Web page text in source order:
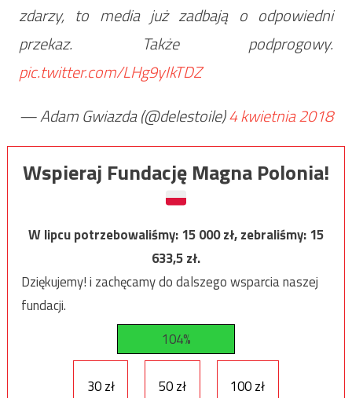
zdarzy, to media już zadbają o odpowiedni
przekaz. Także podprogowy.
pic.twitter.com/LHg9yIkTDZ
— Adam Gwiazda (@delestoile)4 kwietnia 2018
Wspieraj Fundację Magna Polonia!
W lipcu potrzebowaliśmy:15 000zł, zebraliśmy:15
633,5zł.
Dziękujemy! i zachęcamy do dalszego wsparcia naszej
fundacji.
104%
30 zł 50 zł 100 zł